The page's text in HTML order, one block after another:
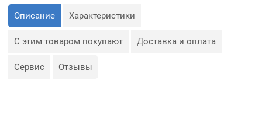
объектов наружной
рекламы (баннеров);
— Изготовление
туристического
— Декор, творчество,
полиграфия.
Описание Характеристики
С этим товаром покупают Доставка и оплата
Сервис Отзывы